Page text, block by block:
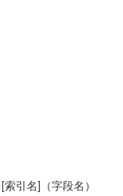
引名]（字段名）